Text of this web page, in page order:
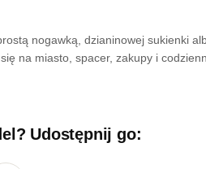
nogawką, dzianinowej sukienki
na miasto, spacer, zakupy i
Udostępnij go: